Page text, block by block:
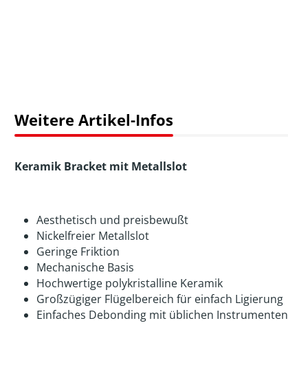
Weitere Artikel-Infos
Keramik Bracket mit Metallslot
Aesthetisch und preisbewußt
Nickelfreier Metallslot
Geringe Friktion
Mechanische Basis
Hochwertige polykristalline Keramik
Großzügiger Flügelbereich für einfach Ligierung
Einfaches Debonding mit üblichen Instrumenten